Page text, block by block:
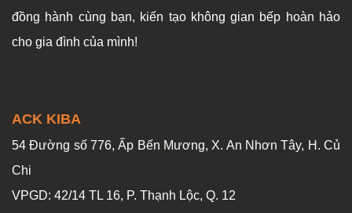
đồng hành cùng bạn, kiến tạo không gian bếp hoàn hảo
cho gia đình của mình!
ACK KIBA
54 Đường số 776, Ấp Bến Mương, X. An Nhơn Tây, H. Củ
Chi
VPGD: 42/14 TL 16, P. Thạnh Lộc, Q. 12